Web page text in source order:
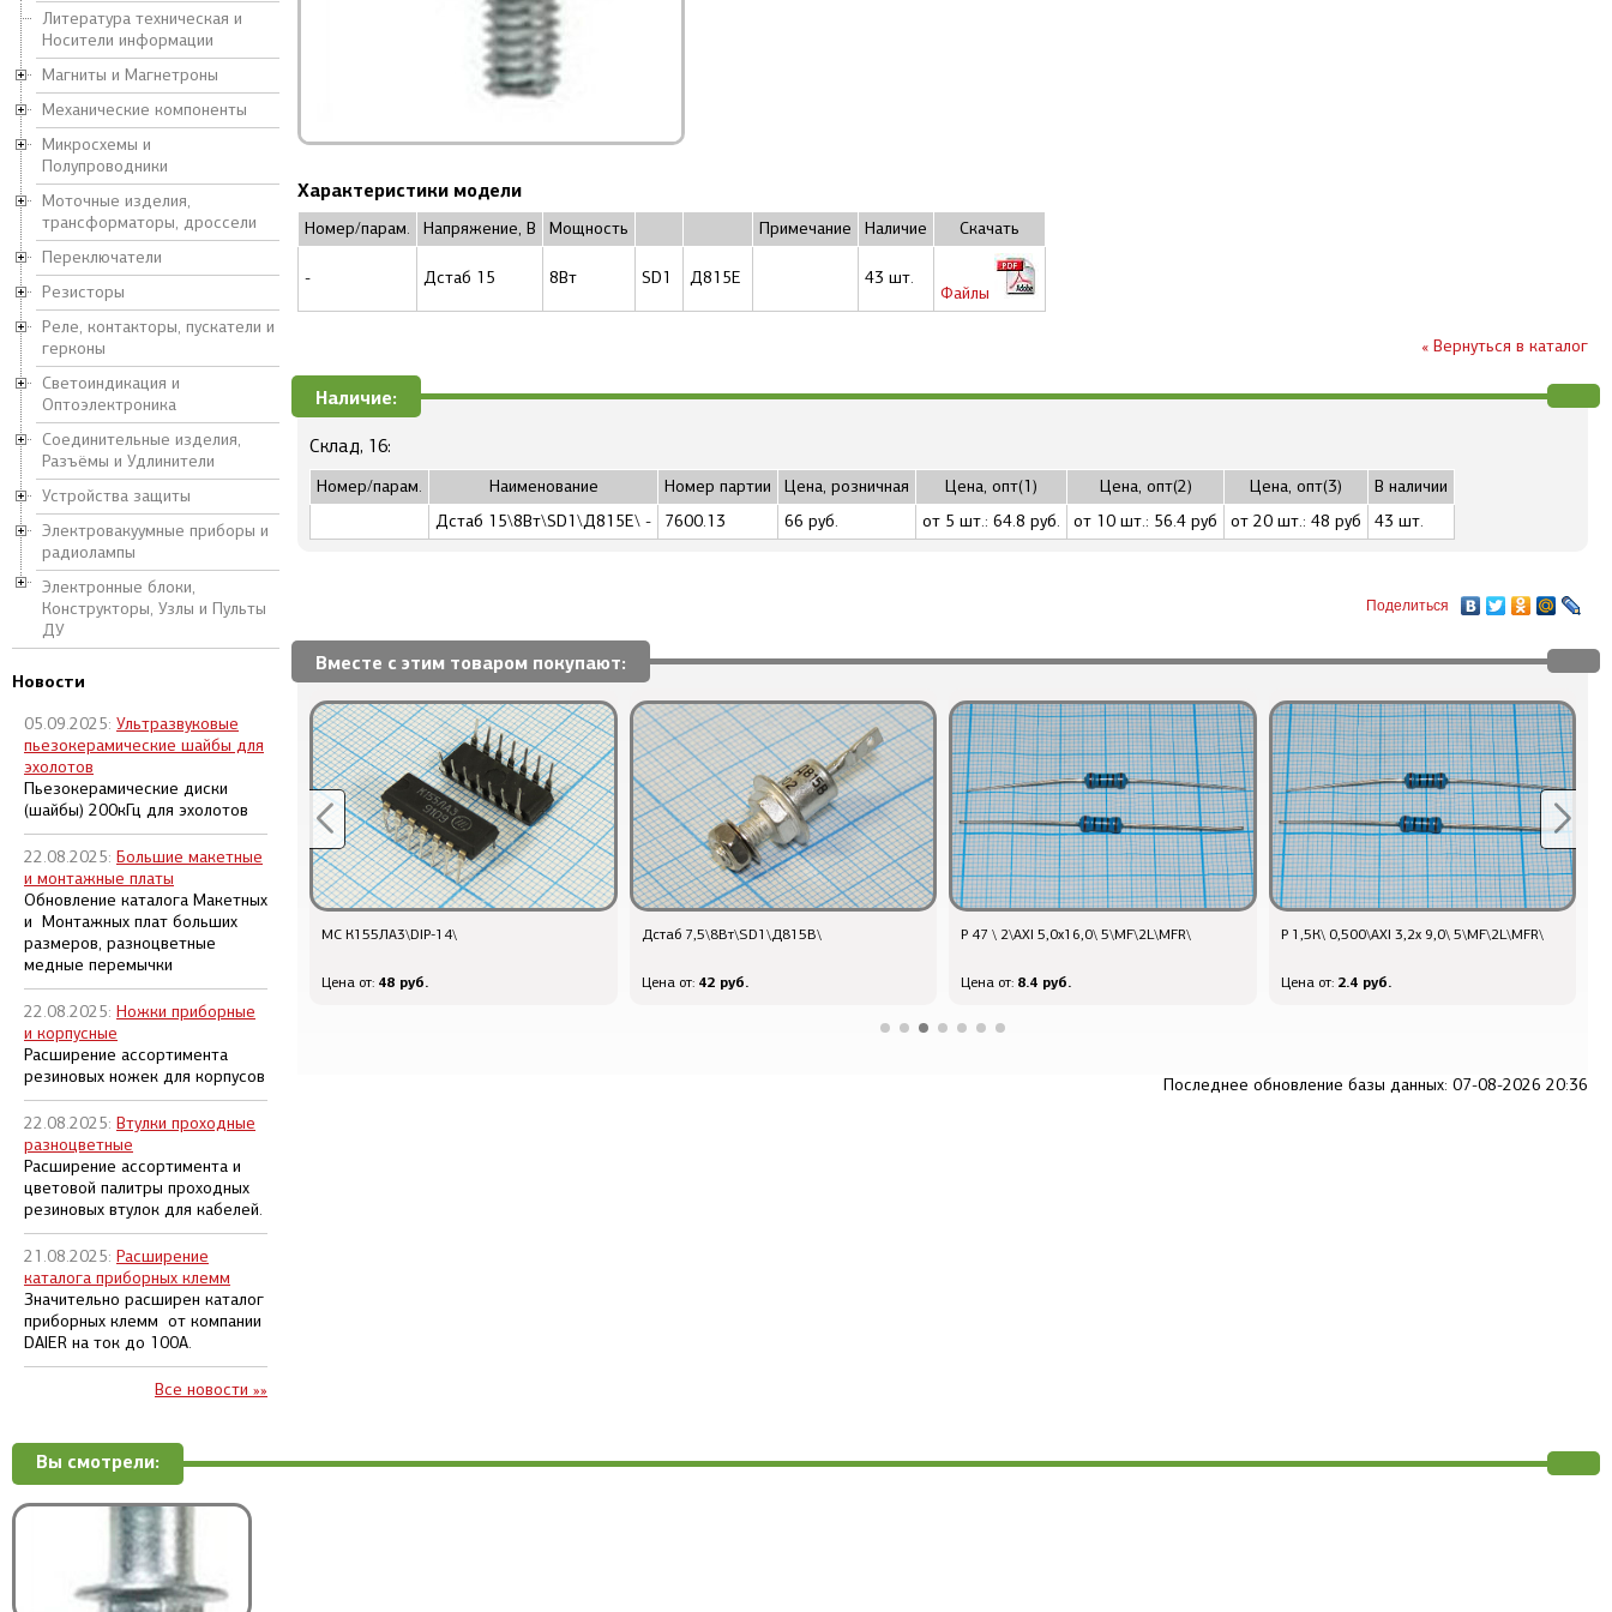
Литература техническая и
Носители информации
Магниты и Магнетроны
Механические компоненты
Микросхемы и
Полупроводники
Моточные изделия,
трансформаторы, дроссели
Переключатели
Резисторы
Реле, контакторы, пускатели и
герконы
Светоиндикация и
Оптоэлектроника
Соединительные изделия,
Разъёмы и Удлинители
Устройства защиты
Электровакуумные приборы и
радиолампы
Электронные блоки,
Конструкторы, Узлы и Пульты
ДУ
Новости
05.09.2025: Ультразвуковые
пьезокерамические шайбы для
эхолотов
Пьезокерамические диски
(шайбы) 200кГц для эхолотов
22.08.2025: Большие макетные
и монтажные платы
Обновление каталога Макетных
и Монтажных плат больших
размеров, разноцветные
медные перемычки
22.08.2025: Ножки приборные
и корпусные
Расширение ассортимента
резиновых ножек для корпусов
22.08.2025: Втулки проходные
разноцветные
Расширение ассортимента и
цветовой палитры проходных
резиновых втулок для кабелей.
21.08.2025: Расширение
каталога приборных клемм
Значительно расширен каталог
приборных клемм от компании
DAIER на ток до 100А.
Все новости »»
Характеристики модели
Номер/парам. Напряжение, В Мощность Примечание Наличие Скачать
- Дстаб 15 8Вт SD1 Д815Е 43 шт.
Файлы
« Вернуться в каталог
Наличие:
Склад, 16:
Номер/парам. Наименование Номер партии Цена, розничная Цена, опт(1) Цена, опт(2) Цена, опт(3)
В наличии
Дстаб 15\8Вт\SD1\Д815Е\ -
7600.13 66 руб. от 5 шт.: 64.8 руб. от 10 шт.: 56.4 руб от 20 шт.: 48 руб 43 шт.
Поделиться
Вместе с этим товаром покупают:
МС К155ЛА3\DIP-14\
Цена от: 48 руб.
Дстаб 7,5\8Вт\SD1\Д815В\
Цена от: 42 руб.
Р 47 \ 2\AXI 5,0x16,0\ 5\MF\2L\MFR\
Цена от: 8.4 руб.
Р 1,5К\ 0,500\AXI 3,2x 9,0\ 5\MF\2L\MFR\
Цена от: 2.4 руб.
Последнее обновление базы данных: 07-08-2026 20:36
Вы смотрели: